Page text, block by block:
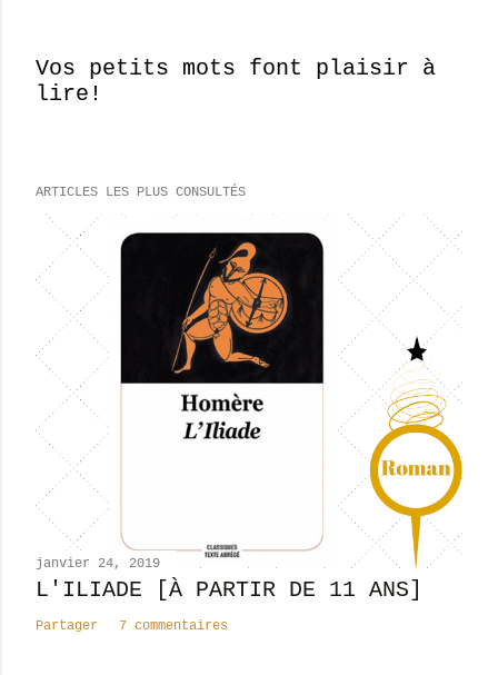
E
g
t
r
c
m
n
t
i
Vos petits mots font plaisir à
lire!
ARTICLES LES PLUS CONSULTÉS
janvier 24, 2019
L'ILIADE [À PARTIR DE 11 ANS]
Partager 7 commentaires